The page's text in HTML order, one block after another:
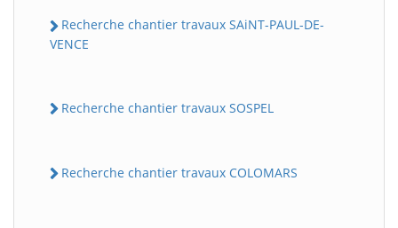
Recherche chantier travaux SAiNT-PAUL-DE-
VENCE
Recherche chantier travaux SOSPEL
Recherche chantier travaux COLOMARS